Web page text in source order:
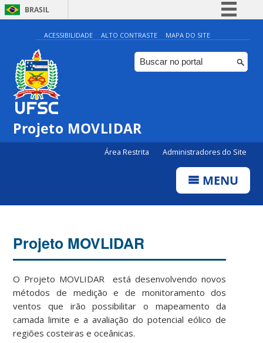
BRASIL
Simplifique!
Comunica BR
Participe
ACESSIBILIDADE ALTO CONTRASTE MAPA DO SITE
Projeto MOVLIDAR
Área Restrita Administradores do Site
MENU
Projeto MOVLIDAR
O Projeto MOVLIDAR está desenvolvendo novos
métodos de medição e de monitoramento dos
ventos que irão possibilitar o mapeamento da
camada limite e a avaliação do potencial eólico de
regiões costeiras e oceânicas.